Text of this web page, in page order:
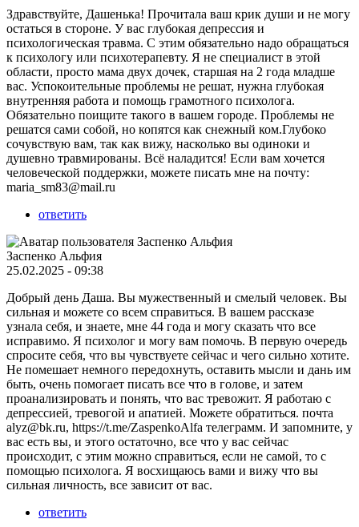
Здравствуйте, Дашенька! Прочитала ваш крик души и не могу
остаться в стороне. У вас глубокая депрессия и
психологическая травма. С этим обязательно надо обращаться
к психологу или психотерапевту. Я не специалист в этой
области, просто мама двух дочек, старшая на 2 года младше
вас. Успокоительные проблемы не решат, нужна глубокая
внутренняя работа и помощь грамотного психолога.
Обязательно поищите такого в вашем городе. Проблемы не
решатся сами собой, но копятся как снежный ком.Глубоко
сочувствую вам, так как вижу, насколько вы одиноки и
душевно травмированы. Всё наладится! Если вам хочется
человеческой поддержки, можете писать мне на почту:
maria_sm83@mail.ru
ответить
Заспенко Альфия
25.02.2025 - 09:38
Добрый день Даша. Вы мужественный и смелый человек. Вы
сильная и можете со всем справиться. В вашем рассказе
узнала себя, и знаете, мне 44 года и могу сказать что все
исправимо. Я психолог и могу вам помочь. В первую очередь
спросите себя, что вы чувствуете сейчас и чего сильно хотите.
Не помешает немного передохнуть, оставить мысли и дань им
быть, очень помогает писать все что в голове, и затем
проанализировать и понять, что вас тревожит. Я работаю с
депрессией, тревогой и апатией. Можете обратиться. почта
alyz@bk.ru, https://t.me/ZaspenkoAlfa телеграмм. И запомните, у
вас есть вы, и этого остаточно, все что у вас сейчас
происходит, с этим можно справиться, если не самой, то с
помощью психолога. Я восхищаюсь вами и вижу что вы
сильная личность, все зависит от вас.
ответить